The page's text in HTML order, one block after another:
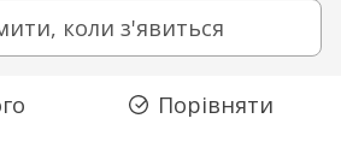
коли з'явиться
Порівняти